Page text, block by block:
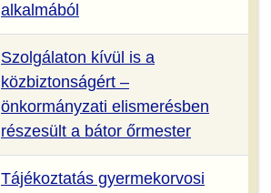
alkalmából
Szolgálaton kívül is a
közbiztonságért –
önkormányzati elismerésben
részesült a bátor őrmester
Tájékoztatás gyermekorvosi